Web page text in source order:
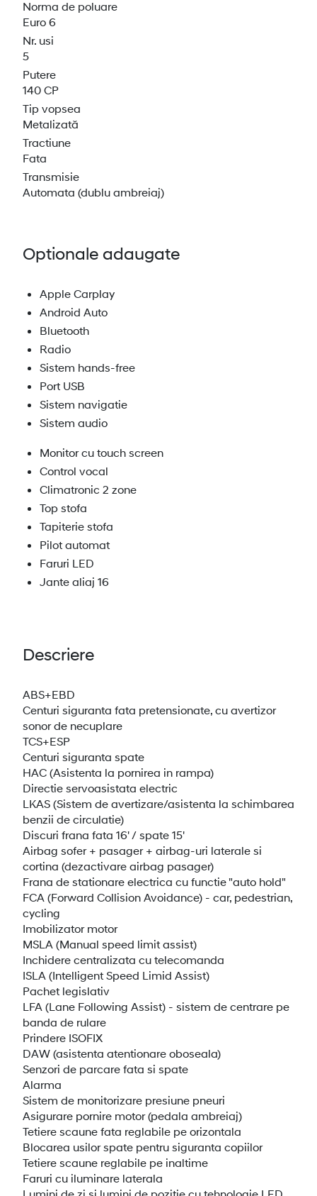
Norma de poluare
Euro 6
Nr. usi
5
Putere
140 CP
Tip vopsea
Metalizată
Tractiune
Fata
Transmisie
Automata (dublu ambreiaj)
Optionale adaugate
Apple Carplay
Android Auto
Bluetooth
Radio
Sistem hands-free
Port USB
Sistem navigatie
Sistem audio
Monitor cu touch screen
Control vocal
Climatronic 2 zone
Top stofa
Tapiterie stofa
Pilot automat
Faruri LED
Jante aliaj 16
Descriere
ABS+EBD
Centuri siguranta fata pretensionate, cu avertizor
sonor de necuplare
TCS+ESP
Centuri siguranta spate
HAC (Asistenta la pornirea in rampa)
Directie servoasistata electric
LKAS (Sistem de avertizare/asistenta la schimbarea
benzii de circulatie)
Discuri frana fata 16' / spate 15'
Airbag sofer + pasager + airbag-uri laterale si
cortina (dezactivare airbag pasager)
Frana de stationare electrica cu functie "auto hold"
FCA (Forward Collision Avoidance) - car, pedestrian,
cycling
Imobilizator motor
MSLA (Manual speed limit assist)
Inchidere centralizata cu telecomanda
ISLA (Intelligent Speed Limid Assist)
Pachet legislativ
LFA (Lane Following Assist) - sistem de centrare pe
banda de rulare
Prindere ISOFIX
DAW (asistenta atentionare oboseala)
Senzori de parcare fata si spate
Alarma
Sistem de monitorizare presiune pneuri
Asigurare pornire motor (pedala ambreiaj)
Tetiere scaune fata reglabile pe orizontala
Blocarea usilor spate pentru siguranta copiilor
Tetiere scaune reglabile pe inaltime
Faruri cu iluminare laterala